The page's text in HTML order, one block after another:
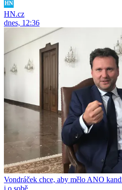
HN.cz
dnes, 12:36
Vondráček chce, aby mělo ANO
i o sobě